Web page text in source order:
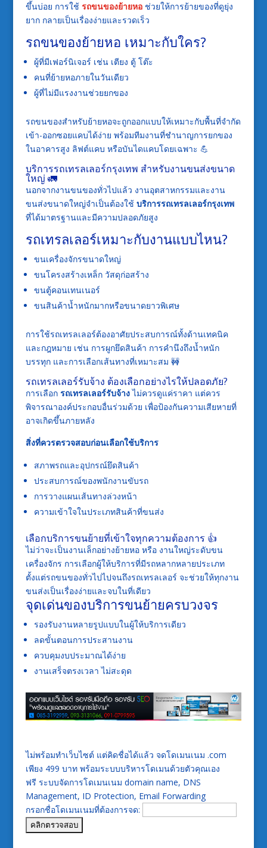
ขึ้นบ่อย การใช้ รถขนของย้ายหอ ช่วยให้การย้ายของที่ดูยุ่ง
ยาก กลายเป็นเรื่องง่ายและรวดเร็ว
รถขนของย้ายหอ เหมาะกับใคร?
ผู้ที่มีเฟอร์นิเจอร์ เช่น เตียง ตู้ โต๊ะ
คนที่ย้ายหอภายในวันเดียว
ผู้ที่ไม่มีแรงงานช่วยยกของ
รถขนของสำหรับย้ายหอจะถูกออกแบบให้เหมาะกับพื้นที่จำกัด
เข้า-ออกซอยแคบได้ง่าย พร้อมทีมงานที่ชำนาญการยกของ
ในอาคารสูง ลิฟต์แคบ หรือบันไดแคบโดยเฉพาะ 💪
บริการรถเทรลเลอร์กรุงเทพ สำหรับงานขนส่งขนาด
ใหญ่ 🚛
นอกจากงานขนของทั่วไปแล้ว งานอุตสาหกรรมและงาน
ขนส่งขนาดใหญ่จำเป็นต้องใช้ บริการรถเทรลเลอร์กรุงเทพ
ที่ได้มาตรฐานและมีความปลอดภัยสูง
รถเทรลเลอร์เหมาะกับงานแบบไหน?
ขนเครื่องจักรขนาดใหญ่
ขนโครงสร้างเหล็ก วัสดุก่อสร้าง
ขนตู้คอนเทนเนอร์
ขนสินค้าน้ำหนักมากหรือขนาดยาวพิเศษ
การใช้รถเทรลเลอร์ต้องอาศัยประสบการณ์ทั้งด้านเทคนิค
และกฎหมาย เช่น การผูกยึดสินค้า การคำนึงถึงน้ำหนัก
บรรทุก และการเลือกเส้นทางที่เหมาะสม 🚧
รถเทรลเลอร์รับจ้าง ต้องเลือกอย่างไรให้ปลอดภัย?
การเลือก รถเทรลเลอร์รับจ้างไม่ควรดูแค่ราคา แต่ควร
พิจารณาองค์ประกอบอื่นร่วมด้วย เพื่อป้องกันความเสียหายที่
อาจเกิดขึ้นภายหลัง
สิ่งที่ควรตรวจสอบก่อนเลือกใช้บริการ
สภาพรถและอุปกรณ์ยึดสินค้า
ประสบการณ์ของพนักงานขับรถ
การวางแผนเส้นทางล่วงหน้า
ความเข้าใจในประเภทสินค้าที่ขนส่ง
เลือกบริการขนย้ายที่เข้าใจทุกความต้องการ 👍
ไม่ว่าจะเป็นงานเล็กอย่างย้ายหอ หรือ งานใหญ่ระดับขน
เครื่องจักร การเลือกผู้ให้บริการที่มีรถหลากหลายประเภท
ตั้งแต่รถขนของทั่วไปไปจนถึงรถเทรลเลอร์ จะช่วยให้ทุกงาน
ขนส่งเป็นเรื่องง่ายและจบในที่เดียว
จุดเด่นของบริการขนย้ายครบวงจร
รองรับงานหลายรูปแบบในผู้ให้บริการเดียว
ลดขั้นตอนการประสานงาน
ควบคุมงบประมาณได้ง่าย
งานเสร็จตรงเวลา ไม่สะดุด
ไม่พร้อมทำเว็บไซต์ แต่คิดชื่อได้แล้ว จดโดเมนเนม .com
เพียง 499 บาท พร้อมระบบบริหารโดเมนด้วยตัวคุณเอง
ฟรี ระบบจัดการโดเมนเนม domain name, DNS
Management, ID Protection, Email Forwarding
กรอกชื่อโดเมนเนมที่ต้องการจด: